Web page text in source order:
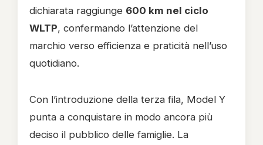
dichiarata raggiunge 600 km nel ciclo
WLTP, confermando l’attenzione del
marchio verso efficienza e praticità nell’uso
quotidiano.
Con l’introduzione della terza fila, Model Y
punta a conquistare in modo ancora più
deciso il pubblico delle famiglie. La